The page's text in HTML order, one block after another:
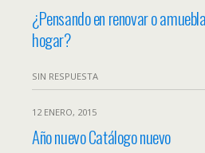
¿Pensando en renovar o
hogar?
SIN RESPUESTA
12 ENERO, 2015
Año nuevo Catálogo nuevo